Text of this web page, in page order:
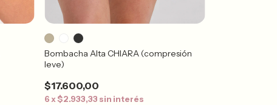
Bombacha Alta CHIARA (compresión
leve)
$17.600,00
6x$2.933,33 sin interés